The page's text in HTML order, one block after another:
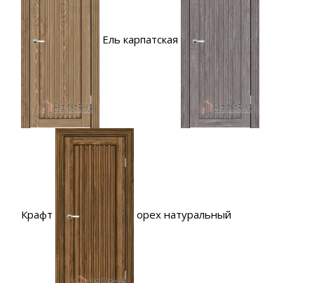
Ель карпатская
Крафт орех натуральный